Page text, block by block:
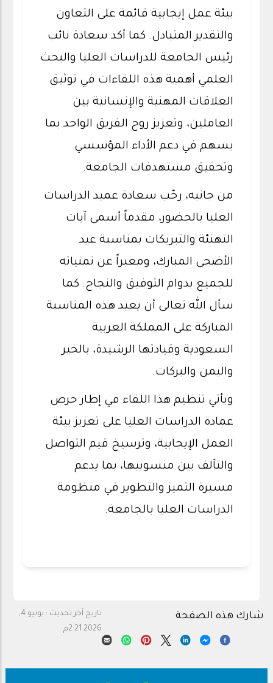
بيئة عمل إيجابية قائمة على التعاون
والتقدير المتبادل. كما أكد سعادة نائب
رئيس الجامعة للدراسات العليا والبحث
العلمي أهمية هذه اللقاءات في توثيق
العلاقات المهنية والإنسانية بين
العاملين، وتعزيز روح الفريق الواحد بما
يسهم في دعم الأداء المؤسسي
وتحقيق مستهدفات الجامعة.
من جانبه، رحّب سعادة عميد الدراسات
العليا بالحضور، مقدماً أسمى آيات
التهنئة والتبريكات بمناسبة عيد
الأضحى المبارك، ومعبراً عن تمنياته
للجميع بدوام التوفيق والنجاح. كما
سأل الله تعالى أن يعيد هذه المناسبة
المباركة على المملكة العربية
السعودية وقيادتها الرشيدة، بالخير
واليمن والبركات.
ويأتي تنظيم هذا اللقاء في إطار حرص
عمادة الدراسات العليا على تعزيز بيئة
العمل الإيجابية، وترسيخ قيم التواصل
والتآلف بين منسوبيها، بما يدعم
مسيرة التميز والتطوير في منظومة
الدراسات العليا بالجامعة.
تاريخ آخر تحديث :
يونيو 4,
2026 2:21م
شارك هذه الصفحة